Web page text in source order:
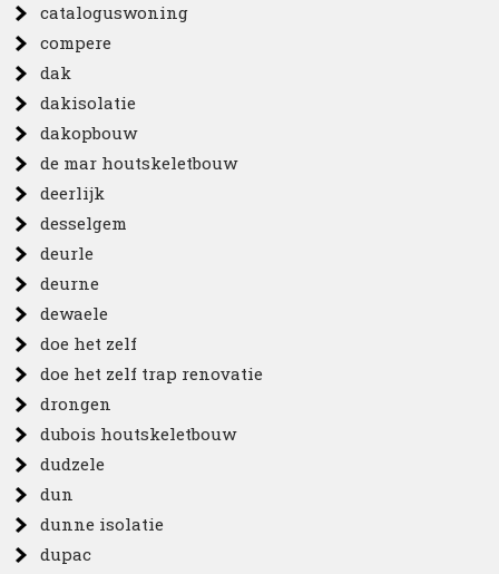
cataloguswoning
compere
dak
dakisolatie
dakopbouw
de mar houtskeletbouw
deerlijk
desselgem
deurle
deurne
dewaele
doe het zelf
doe het zelf trap renovatie
drongen
dubois houtskeletbouw
dudzele
dun
dunne isolatie
dupac